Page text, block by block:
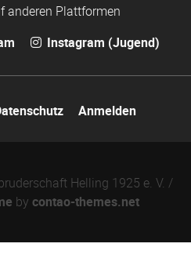
anderen Plattformen
Instagram (Jugend)
Anmelden
Helling 1925 e. V. /
by contao-themes.net